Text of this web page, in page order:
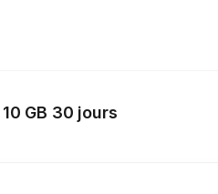
GB 30 jours